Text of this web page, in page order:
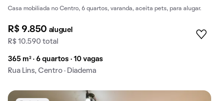
Casa mobiliada no Centro, 6 quartos, varanda, aceita pets, para alugar.
R$ 9.850 aluguel
R$ 10.590 total
365 m² · 6 quartos · 10 vagas
Rua Lins, Centro · Diadema